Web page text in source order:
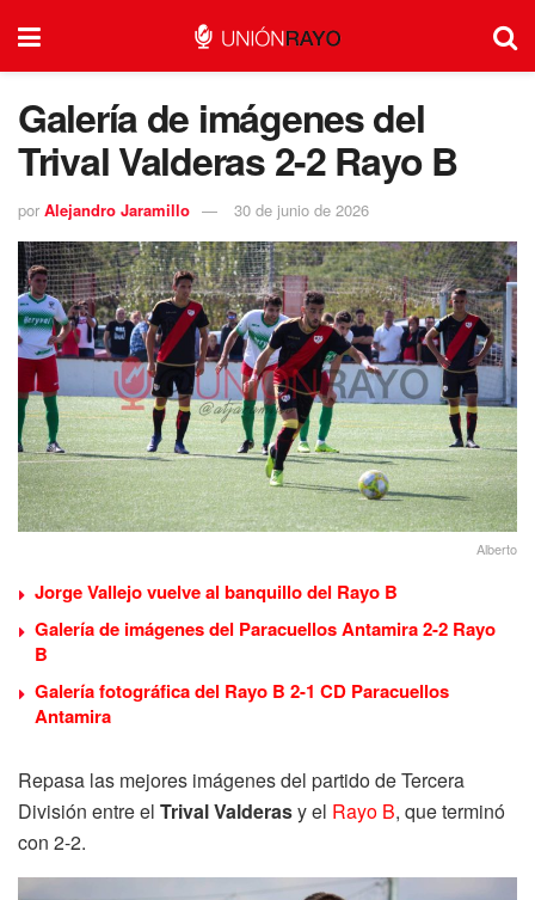
Galería de imágenes del
Trival Valderas 2-2 Rayo B
por Alejandro Jaramillo 30 de junio de 2026
Alberto
Jorge Vallejo vuelve al banquillo del Rayo B
Galería de imágenes del Paracuellos Antamira 2-2 Rayo
B
Galería fotográfica del Rayo B 2-1 CD Paracuellos
Antamira
Repasa las mejores imágenes del partido de Tercera
División entre el Trival Valderasy el Rayo B, que terminó
con 2-2.